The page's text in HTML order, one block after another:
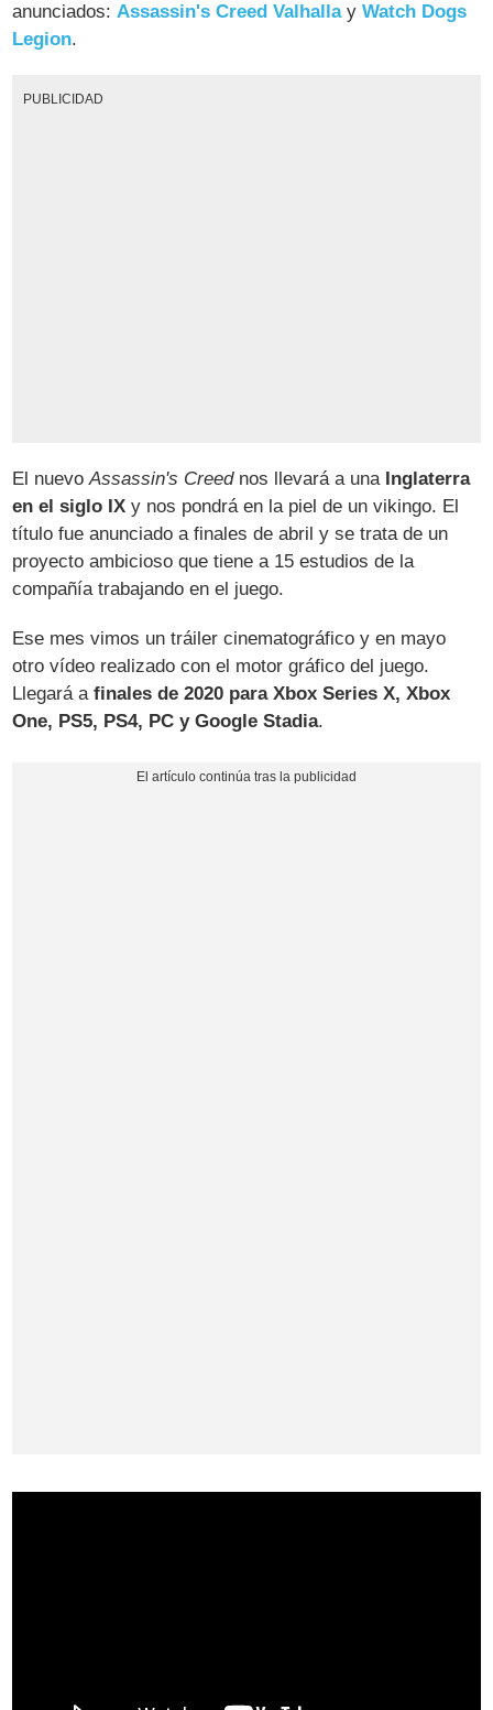
anunciados:Assassin's Creed ValhallayWatch Dogs
Legion.
PUBLICIDAD
El nuevoAssassin's Creednos llevará a una Inglaterra
en el siglo IX y nos pondrá en la piel de un vikingo. El
título fue anunciado a finales de abril y se trata de un
proyecto ambicioso que tiene a 15 estudios de la
compañía trabajando en el juego.
Ese mes vimos un tráiler cinematográfico y en mayo
otro vídeo realizado con el motor gráfico del juego.
Llegará afinales de 2020 para Xbox Series X, Xbox
One, PS5, PS4, PC y Google Stadia.